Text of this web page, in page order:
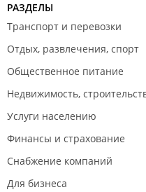
РАЗДЕЛЫ
Транспорт и перевозки
Отдых, развлечения, спорт
Общественное питание
Недвижимость,
Услуги населению
Финансы и страхование
Снабжение компаний
Для бизнеса